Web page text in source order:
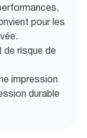
pour les
de risque de
impression
durable